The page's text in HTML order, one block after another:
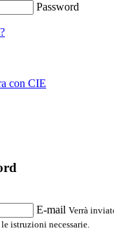
Password
con CIE
E-mail Verrà
istruzioni necessarie.